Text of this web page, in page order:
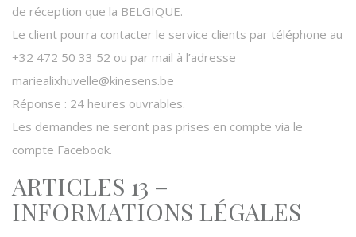
de réception que la BELGIQUE.
Le client pourra contacter le service clients par téléphone au
+32 472 50 33 52 ou par mail à l’adresse
mariealixhuvelle@kinesens.be
Réponse : 24 heures ouvrables.
Les demandes ne seront pas prises en compte via le
compte Facebook.
ARTICLES 13 –
INFORMATIONS LÉGALES